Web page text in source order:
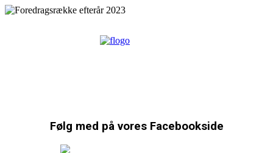
Følg med på vores Facebookside